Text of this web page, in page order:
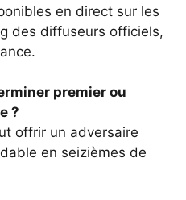
en direct sur les
des diffuseurs officiels,
premier ou
?
offrir un adversaire
en seizièmes de